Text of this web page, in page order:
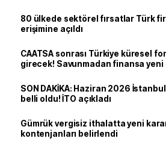
80 ülkede sektörel fırsatlar Türk
erişimine açıldı
CAATSA sonrası Türkiye küresel
girecek! Savunmadan finansa yeni
SON DAKİKA: Haziran 2026
belli oldu! İTO açıkladı
Gümrük vergisiz ithalatta yeni
kontenjanları belirlendi